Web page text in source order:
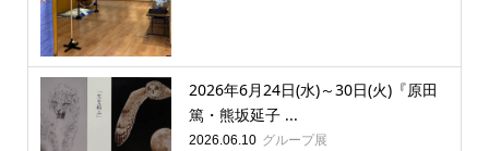
2026年6月24日(水)～30日(火)『原田
篤・熊坂延子 ...
2026.06.10 グループ展